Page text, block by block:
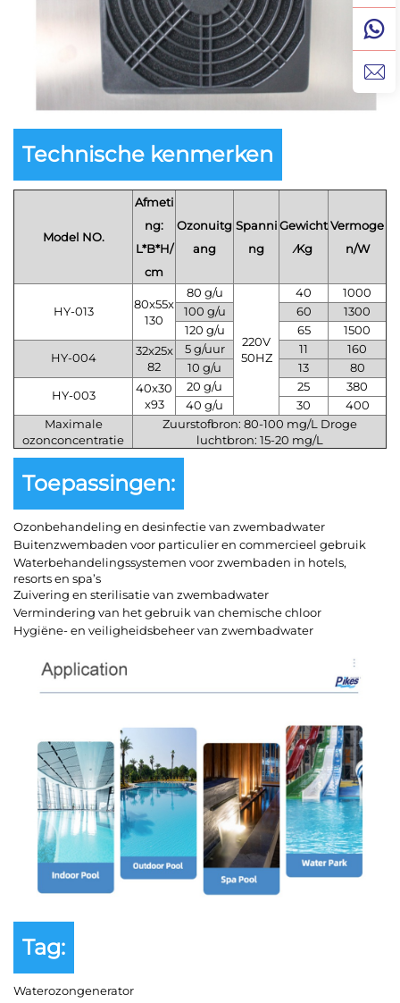
Technische kenmerken
Model NO.
Afmeti
ng:
L*B*H/
cm
Ozonuitg
ang
Spanni
ng
Gewicht
⁄Kg
Vermoge
n/W
HY-013
80x55x
130
80 g/u
220V
50HZ
40
1000
100 g/u
60
1300
120 g/u
65
1500
HY-004
32x25x
82
5 g/uur 11
160
10 g/u
13
80
HY-003
40x30
x93
20 g/u 25
380
40 g/u
30
400
Maximale
ozonconcentratie
Zuurstofbron: 80-100 mg/L Droge
luchtbron: 15-20 mg/L
Toepassingen:
Ozonbehandeling en desinfectie van zwembadwater
Buitenzwembaden voor particulier en commercieel gebruik
Waterbehandelingssystemen voor zwembaden in hotels,
resorts en spa’s
Zuivering en sterilisatie van zwembadwater
Vermindering van het gebruik van chemische chloor
Hygiëne- en veiligheidsbeheer van zwembadwater
Tag:
Waterozongenerator